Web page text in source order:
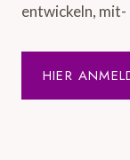
entwickeln, mit-
HIER